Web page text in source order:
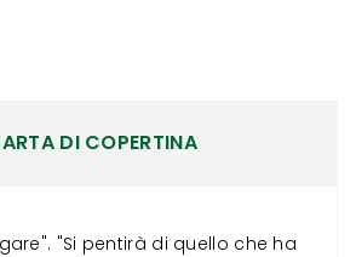
DI COPERTINA
"Si pentirà di quello che ha